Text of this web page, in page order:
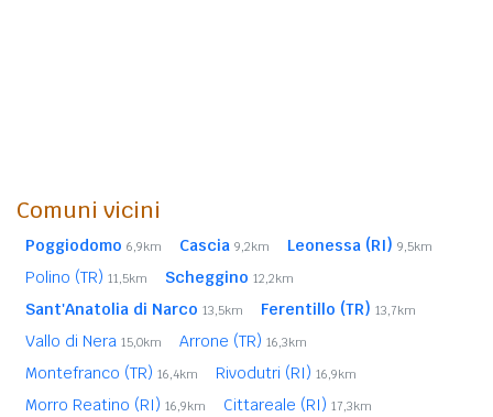
Comuni vicini
Poggiodomo 6,9km Cascia 9,2km Leonessa (RI) 9,5km
Polino (TR) 11,5km Scheggino 12,2km
Sant'Anatolia di Narco 13,5km Ferentillo (TR) 13,7km
Vallo di Nera 15,0km Arrone (TR) 16,3km
Montefranco (TR) 16,4km Rivodutri (RI) 16,9km
Morro Reatino (RI) 16,9km Cittareale (RI) 17,3km